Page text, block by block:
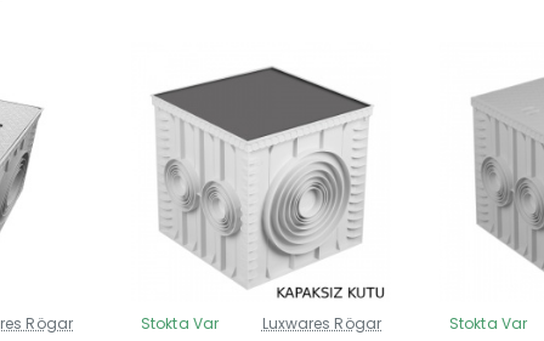
Fiyat
Rögar
Güncel Fiyat
Stokta Var Luxwares Rögar Stokta Var